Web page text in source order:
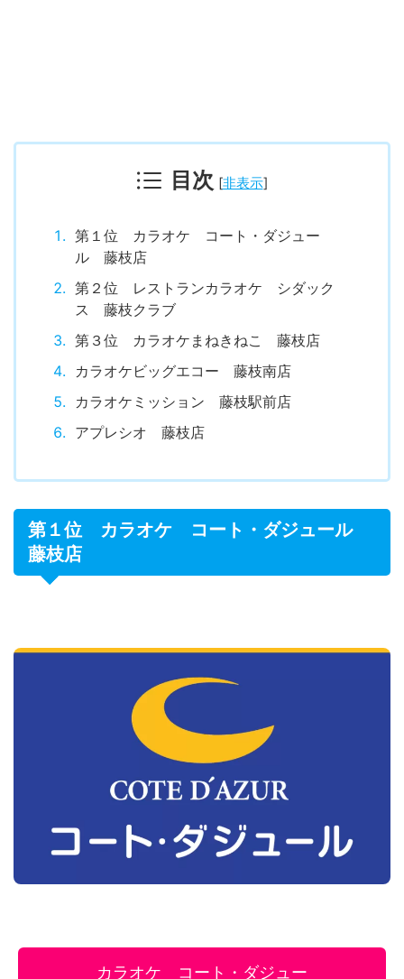
目次 [非表示]
第１位 カラオケ コート・ダジュー
ル 藤枝店
第２位 レストランカラオケ シダック
ス 藤枝クラブ
第３位 カラオケまねきねこ 藤枝店
カラオケビッグエコー 藤枝南店
カラオケミッション 藤枝駅前店
アプレシオ 藤枝店
第１位 カラオケ コート・ダジュール
藤枝店
カラオケ コート・ダジュー